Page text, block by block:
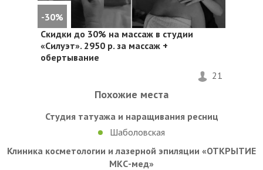
-30%
Скидки до 30% на массаж в студии
«Силуэт». 2950 р. за массаж +
обертывание
21
Похожие места
Студия татуажа и наращивания ресниц
Шаболовская
Клиника косметологии и лазерной эпиляции «ОТКРЫТИЕ
МКС-мед»